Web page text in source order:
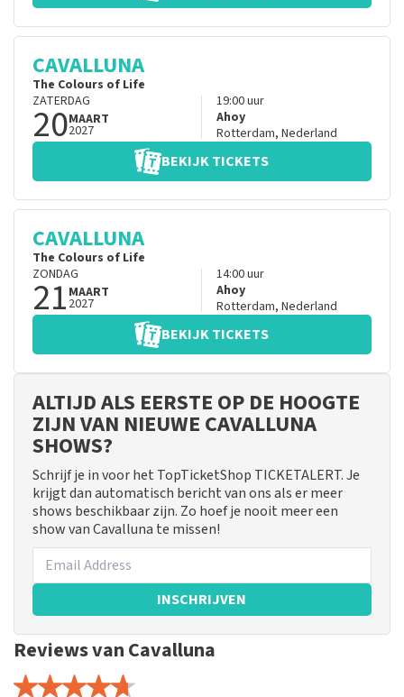
CAVALLUNA
The Colours of Life
ZATERDAG
20MAART
2027
19:00uur
Ahoy
Rotterdam, Nederland
BEKIJK TICKETS
CAVALLUNA
The Colours of Life
ZONDAG
21 MAART
2027
14:00uur
Ahoy
Rotterdam, Nederland
BEKIJK TICKETS
ALTIJD ALS EERSTE OP DE HOOGTE
ZIJN VAN NIEUWE CAVALLUNA
SHOWS?
Schrijf je in voor het TopTicketShop TICKETALERT. Je
krijgt dan automatisch bericht van ons als er meer
shows beschikbaar zijn. Zo hoef je nooit meer een
show van Cavalluna te missen!
INSCHRIJVEN
Reviews van Cavalluna